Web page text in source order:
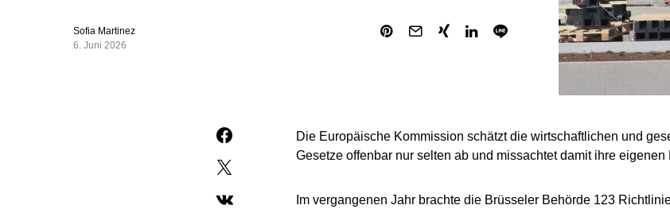
Sofia Martinez
6. Juni 2026
Die Europäische Kommission schätzt die wirtschaftlichen und
Gesetze offenbar nur selten ab und missachtet damit ihre eigenen
Im vergangenen Jahr brachte die Brüsseler Behörde 123